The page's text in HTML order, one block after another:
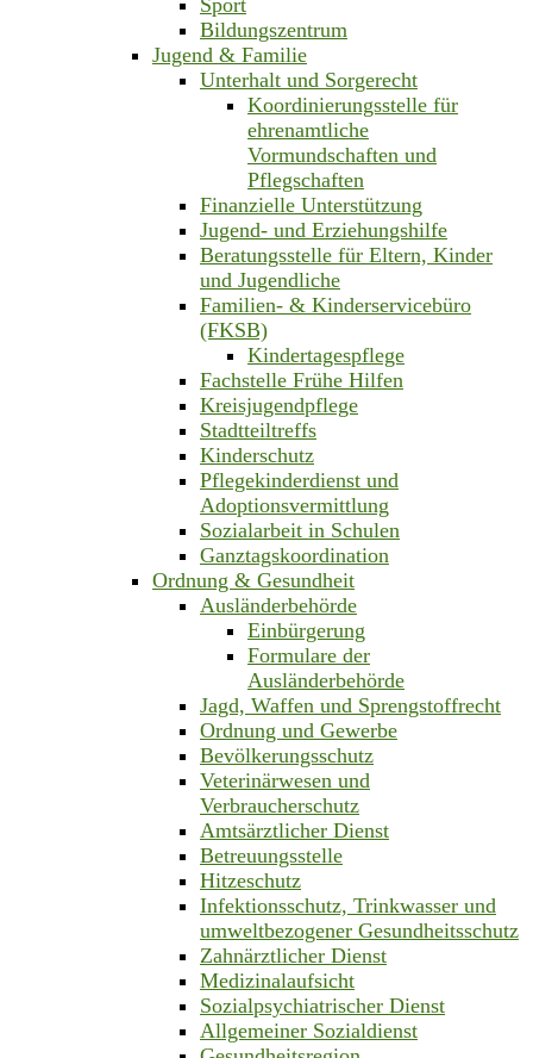
Bildungszentrum
Jugend & Familie
Unterhalt und Sorgerecht
Koordinierungsstelle für
ehrenamtliche
Vormundschaften und
Pflegschaften
Finanzielle Unterstützung
Jugend- und Erziehungshilfe
Beratungsstelle für Eltern, Kinder
und Jugendliche
Familien- & Kinderservicebüro
(FKSB)
Kindertagespflege
Fachstelle Frühe Hilfen
Kreisjugendpflege
Stadtteiltreffs
Kinderschutz
Pflegekinderdienst und
Adoptionsvermittlung
Sozialarbeit in Schulen
Ganztagskoordination
Ordnung & Gesundheit
Ausländerbehörde
Einbürgerung
Formulare der
Ausländerbehörde
Jagd, Waffen und Sprengstoffrecht
Ordnung und Gewerbe
Bevölkerungsschutz
Veterinärwesen und
Verbraucherschutz
Amtsärztlicher Dienst
Betreuungsstelle
Hitzeschutz
Infektionsschutz, Trinkwasser und
umweltbezogener Gesundheitsschutz
Zahnärztlicher Dienst
Medizinalaufsicht
Sozialpsychiatrischer Dienst
Allgemeiner Sozialdienst